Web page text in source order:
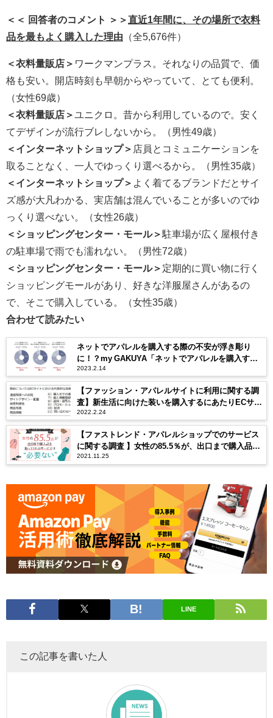
＜＜ 回答者のコメント ＞＞直近1年間に、その場所で衣料
品を最もよく購入した理由 （全5,676件）
＜衣料量販店＞ ワークマンプラス。それなりの品質で、価
格も安い。開店時刻も早朝からやっていて、とても便利。
（女性69歳）
＜衣料量販店＞ ユニクロ。昔から利用しているので。安く
てデザインが流行ブレしないから。（男性49歳）
＜インターネットショップ＞ 店員とコミュニケーションを
取ることなく、一人でゆっくり選べるから。（男性35歳）
＜インターネットショップ＞ よく着てるブランドだとサイ
ズ感が大凡わかる、実店舗は混んでいることが多いのでゆ
っくり選べない。（女性26歳）
＜ショッピングセンター・モール＞駐車場が広く屋根付き
の駐車場で雨でも濡れない。（男性72歳）
＜ショッピングセンター・モール＞ 定期的に買い物に行く
ショッピングモールがあり、好きな洋服屋さんがあるの
で、そこで購入している。（女性35歳）
合わせて読みたい
ネットでアパレルを購入する際の不安が浮き彫り
に！？my GAKUYA「ネットでアパレルを購入する
際の意識調査」
2023.2.14
【ファッション・アパレルサイトに利用に関する調
査】新生活に向けた装いを購入するにあたりECサイ
トに対する利用者の不満を顕在化
2022.2.24
【ファストレンド・アパレルショップでのサービス
に関する調査 】女性の85.5％が、出口まで購入品を
持ってくれるサービスは「必要ない」
2021.11.25
LINE
この記事を書いた人